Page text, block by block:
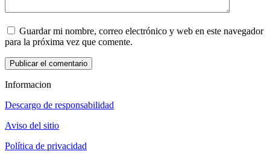
Guardar mi nombre, correo electrónico y web en este navegador
para la próxima vez que comente.
Informacion
Descargo de responsabilidad
Aviso del sitio
Política de privacidad